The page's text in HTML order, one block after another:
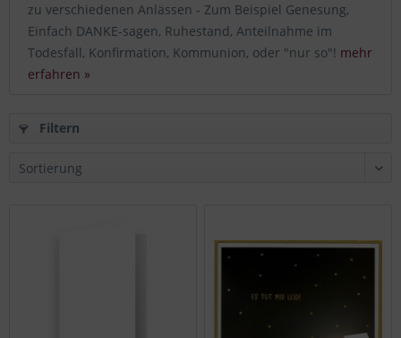
zu verschiedenen Anlässen - Zum Beispiel Genesung,
Einfach DANKE-sagen, Ruhestand, Anteilnahme im
Todesfall, Konfirmation, Kommunion, oder "nur so"! mehr
erfahren »
Filtern